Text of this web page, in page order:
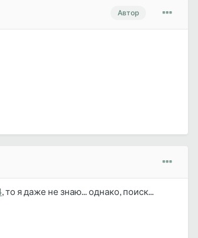
Автор
, то я даже не знаю... однако, поиск...